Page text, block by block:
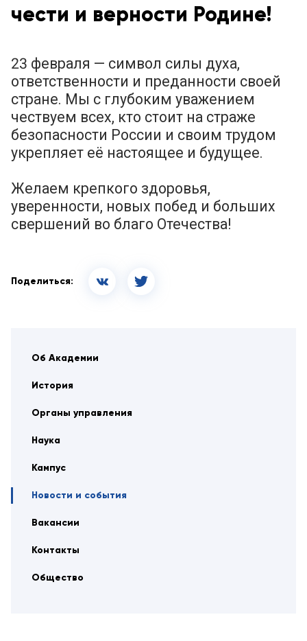
Об Академии
История
Органы управления
Наука
Кампус
Новости и события
Вакансии
Контакты
Общество
чести и верности Родине!
23 февраля — символ силы духа,
ответственности и преданности своей
стране. Мы с глубоким уважением
чествуем всех, кто стоит на страже
безопасности России и своим трудом
укрепляет её настоящее и будущее.
Желаем крепкого здоровья,
уверенности, новых побед и больших
свершений во благо Отечества!
Поделиться: